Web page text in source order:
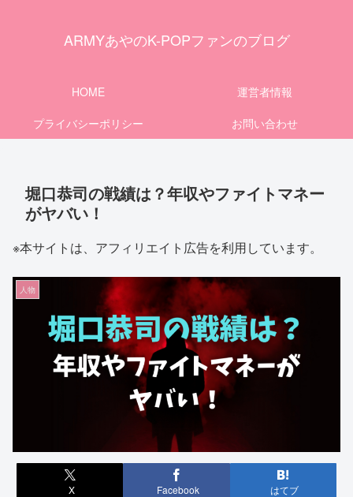
ARMYあやのK-POPファンのブログ
HOME
運営者情報
プライバシーポリシー
お問い合わせ
堀口恭司の戦績は？年収やファイトマネー
がヤバい！
※本サイトは、アフィリエイト広告を利用しています。
人物
X Facebook はてブ